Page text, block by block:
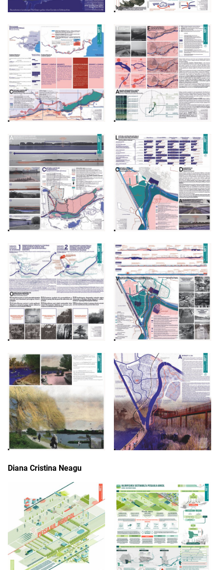
Diana Cristina Neagu